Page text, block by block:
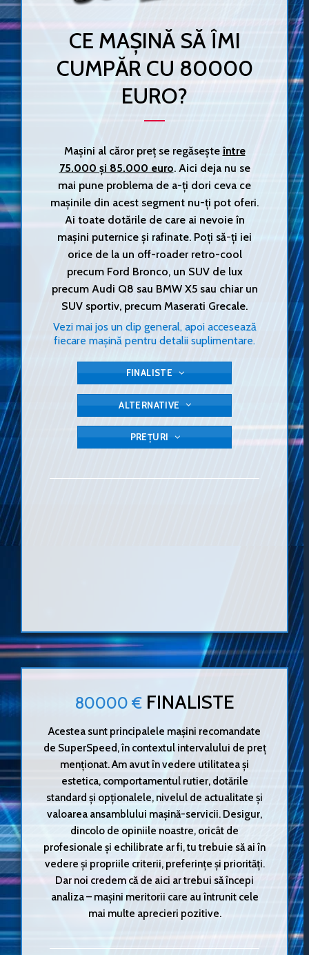
CE MAȘINĂ SĂ ÎMI
CUMPĂR CU 80000
EURO?
Mașini al căror preț se regăsește între
75.000 și 85.000 euro. Aici deja nu se
mai pune problema de a-ți dori ceva ce
mașinile din acest segment nu-ți pot oferi.
Ai toate dotările de care ai nevoie în
mașini puternice și rafinate. Poți să-ți iei
orice de la un off-roader retro-cool
precum Ford Bronco, un SUV de lux
precum Audi Q8 sau BMW X5 sau chiar un
SUV sportiv, precum Maserati Grecale.
Vezi mai jos un clip general, apoi accesează
fiecare mașină pentru detalii suplimentare.
FINALISTE
ALTERNATIVE
PREȚURI
80000 € FINALISTE
Acestea sunt principalele mașini recomandate
de SuperSpeed, în contextul intervalului de preț
menționat. Am avut în vedere utilitatea și
estetica, comportamentul rutier, dotările
standard și opționalele, nivelul de actualitate și
valoarea ansamblului mașină-servicii. Desigur,
dincolo de opiniile noastre, oricât de
profesionale și echilibrate ar fi, tu trebuie să ai în
vedere și propriile criterii, preferințe și priorități.
Dar noi credem că de aici ar trebui să începi
analiza – mașini meritorii care au întrunit cele
mai multe aprecieri pozitive.